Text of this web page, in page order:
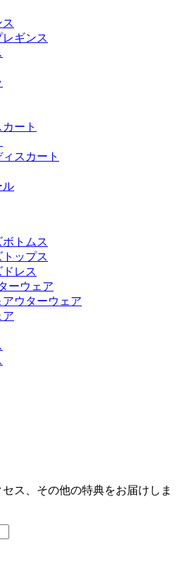
ギンス
ート
スカート
ル
トムス
ップス
レス
ーウェア
ウターウェア
ア
ス、その他の特典をお届けしま